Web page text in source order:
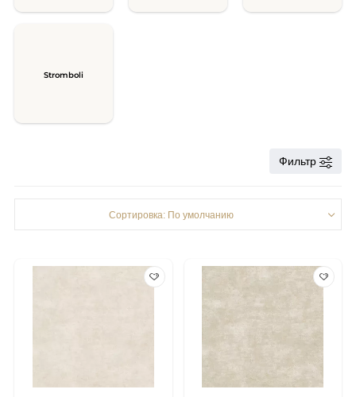
Stromboli
Фильтр
Сортировка: По умолчанию